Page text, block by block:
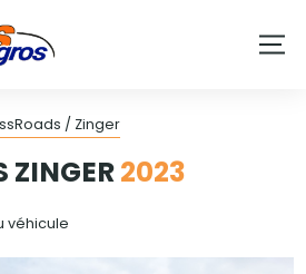
/ Zinger
ZINGER2023
véhicule